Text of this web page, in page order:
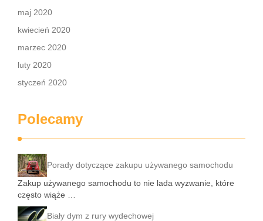
maj 2020
kwiecień 2020
marzec 2020
luty 2020
styczeń 2020
Polecamy
Porady dotyczące zakupu używanego samochodu
Zakup używanego samochodu to nie lada wyzwanie, które
często wiąże …
Biały dym z rury wydechowej